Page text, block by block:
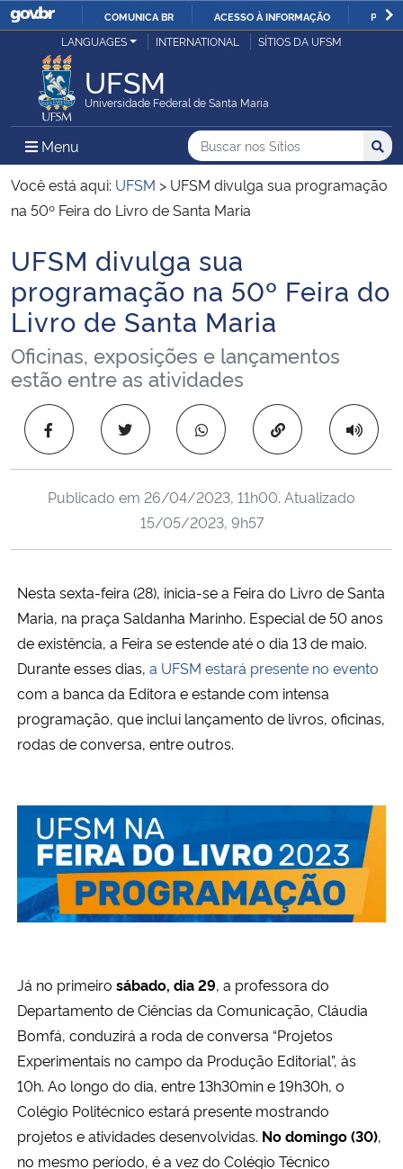
IR
COMUNICA BR ACESSO À INFORMAÇÃO
Ministério da Justiça e Segurança Pública
Ministério da Defesa
Ministério das Relações Exteriores
Ministério da Infraestrutura
Ministério da Agricultura, Pecuária e Abastecimento
Ministério da Educação
Ministério da Cidadania
Ministério da Saúde
Ministério do Desenvolvimento Regional
Controladoria-Geral da União
Secretaria-Geral
Secretaria de Governo
Advocacia-Geral da União
Banco Central do Brasil
Planalto
LANGUAGES INTERNATIONAL SÍTIOS DA UFSM
UFSM
Universidade Federal de Santa Maria
Menu Menu Principal do Sítio
Busca
Buscar no nos Sítios
Busca:
Você está aqui: UFSM > UFSM divulga sua programação
na 50º Feira do Livro de Santa Maria
Início do conteúdo
UFSM divulga sua
programação na 50º Feira do
Livro de Santa Maria
Oficinas, exposições e lançamentos
estão entre as atividades
Copiar para área
Publicado em 26/04/2023, 11h00. Atualizado
15/05/2023, 9h57
Nesta sexta-feira (28), inicia-se a Feira do Livro de Santa
Maria, na praça Saldanha Marinho. Especial de 50 anos
de existência, a Feira se estende até o dia 13 de maio.
Durante esses dias, a UFSM estará presente no evento
com a banca da Editora e estande com intensa
programação, que inclui lançamento de livros, oficinas,
rodas de conversa, entre outros.
Já no primeiro sábado, dia 29, a professora do
Departamento de Ciências da Comunicação, Cláudia
Bomfá, conduzirá a roda de conversa “Projetos
Experimentais no campo da Produção Editorial”, às
10h. Ao longo do dia, entre 13h30min e 19h30h, o
Colégio Politécnico estará presente mostrando
projetos e atividades desenvolvidas. No domingo (30),
no mesmo período, é a vez do Colégio Técnico